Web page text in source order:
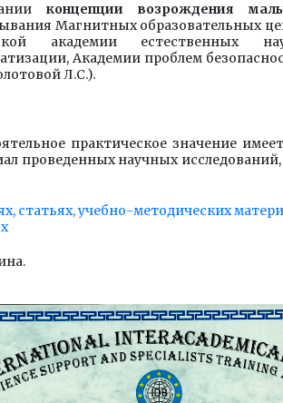
концепции возрождения
Магнитных образовательных
академии естественных
Академии проблем
Л.С.).
практическое значение
проведенных научных
статьях, учебно-методических